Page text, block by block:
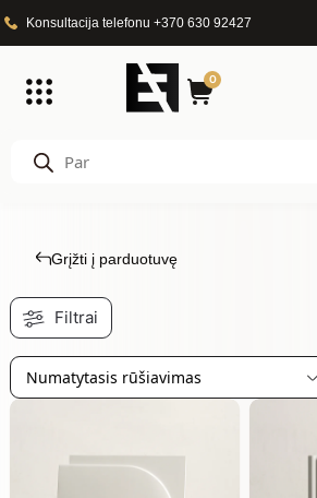
Konsultacija telefonu +370 630 92427
0
Grįžti į parduotuvę
Filtrai